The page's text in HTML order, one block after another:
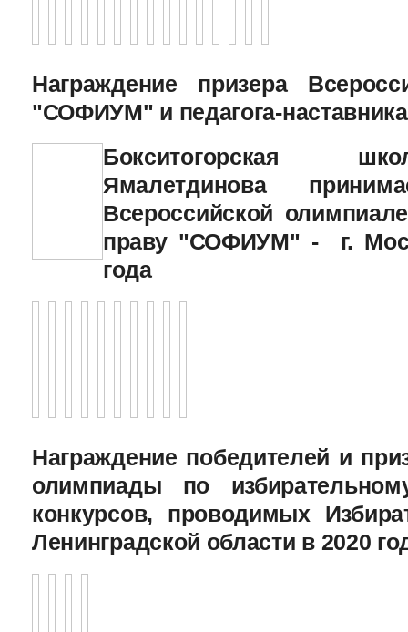
Награждение призера
"СОФИУМ" и педагога-наставника
Бокситогорская
Ямалетдинова
Всероссийской
праву "СОФИУМ" - г.
года
Награждение победителей и
олимпиады по
конкурсов, проводимых
Ленинградской области в 2020